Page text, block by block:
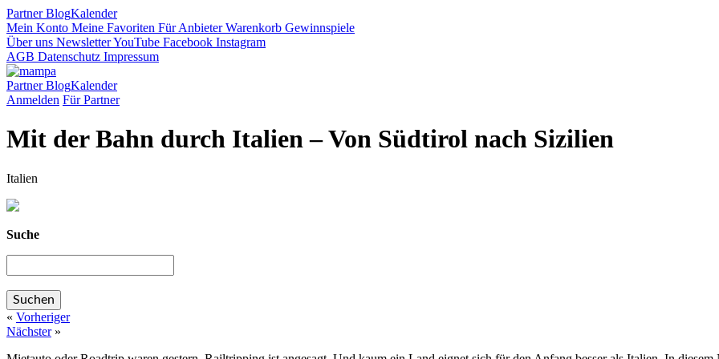
PartnerBlogKalender
Mein Konto Meine Favoriten Für AnbieterWarenkorb Gewinnspiele
Über uns NewsletterYouTube Facebook Instagram
AGB Datenschutz Impressum
PartnerBlogKalender
Anmelden Für Partner
Mit der Bahn durch Italien – Von Südtirol nach Sizilien
Italien
Suche
« Vorheriger
Nächster»